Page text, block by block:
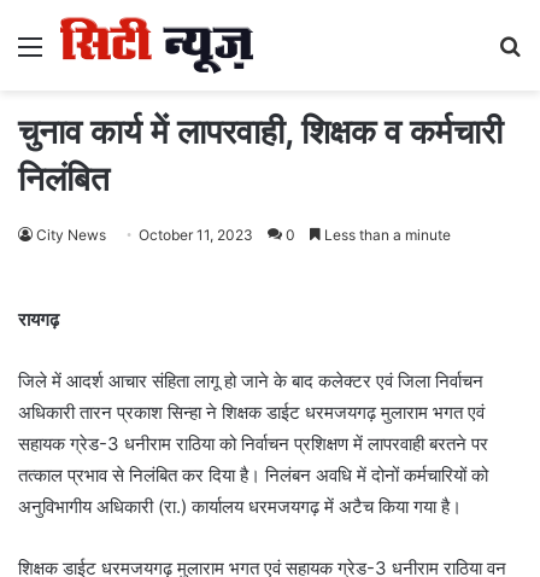
Menu
चुनाव कार्य में लापरवाही, शिक्षक व कर्मचारी
निलंबित
City News October 11, 2023 0 Less than a minute
रायगढ़
जिले में आदर्श आचार संहिता लागू हो जाने के बाद कलेक्टर एवं जिला निर्वाचन
अधिकारी तारन प्रकाश सिन्हा ने शिक्षक डाईट धरमजयगढ़ मुलाराम भगत एवं
सहायक ग्रेड-3 धनीराम राठिया को निर्वाचन प्रशिक्षण में लापरवाही बरतने पर
तत्काल प्रभाव से निलंबित कर दिया है। निलंबन अवधि में दोनों कर्मचारियों को
अनुविभागीय अधिकारी (रा.) कार्यालय धरमजयगढ़ में अटैच किया गया है।
शिक्षक डाईट धरमजयगढ़ मुलाराम भगत एवं सहायक ग्रेड-3 धनीराम राठिया वन